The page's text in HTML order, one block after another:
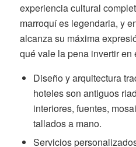
experiencia cultural
marroquí es legendaria, y
alcanza su máxima
qué vale la pena invertir
Diseño y arquitectura
hoteles son antiguos
interiores, fuentes,
tallados a mano.
Servicios